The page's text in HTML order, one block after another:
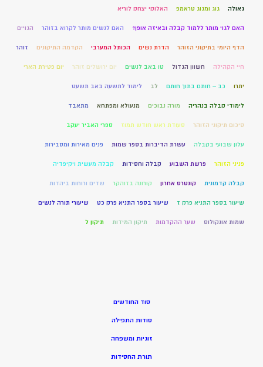
גאולה גוג ומגוג טראמפ האלוקי יצחק לוריא
האם לגוי מותר ללמוד קבלה ובאיזה אופן? האם לנשים מותר לקרוא בזוהר הגויים
הדף היומי בתיקוני הזוהר הדרת נשים הכותל המערבי הקדמה התיקונים זוהר
חיי הקהילה חשוון הגדול טו באב לנשים יום ירושלים זוהר יום פטירת הארי
יתרו כב – חותם בתוך חותם לב לימוד לתשעה באב תשעט
לימודי קבלה בנהריה מורה נבוכים מנעולא ומפתחא מתאבד
סיכום תיקוני הזוהר סעודת ראש חודש תמוז ספרי האביר יעקב
עלון שבועי בקבלה עשרת הדיברות בספר שמות פנים מאירות ומסבירות
פניני הזוהר פרשת השבוע קבלה וחסידות קבלה מעשית ויקיפדיה
קבלה קדמונית קונטרס אחרון קורונה בזוהקר שדים ורוחות ביהדות
שיעור בספר התניא פרק ז שיעור בספר התניא פרק כט שיעורי תורה לנשים
שמות אונקולוס שער ההקדמות תיקון המידות תיקון ל
סוד החודשים
סודות התפילה
זוגיות ומשפחה
תורת החסידות